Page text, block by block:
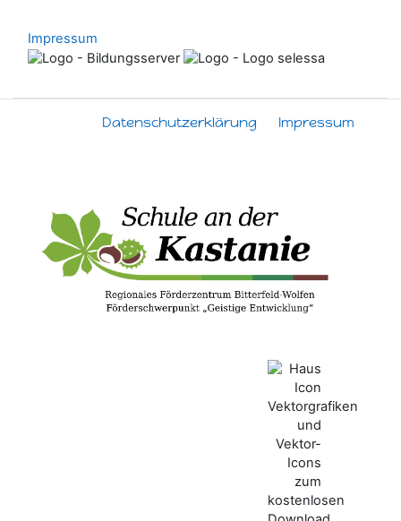
Impressum
Datenschutzerklärung Impressum